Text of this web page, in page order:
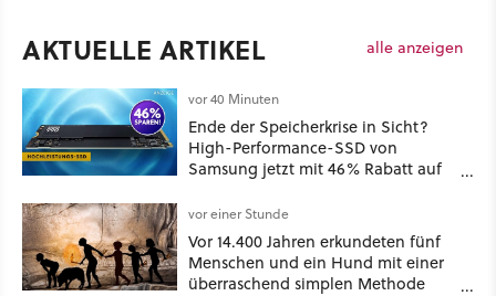
AKTUELLE ARTIKEL alle anzeigen
vor 40 Minuten
Ende der Speicherkrise in Sicht?
High-Performance-SSD von
Samsung jetzt mit 46% Rabatt auf
vor einer Stunde
Vor 14.400 Jahren erkundeten fünf
Menschen und ein Hund mit einer
überraschend simplen Methode